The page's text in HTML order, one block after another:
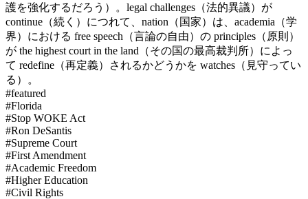
護を強化するだろう）。legal challenges（法的異議）が
continue（続く）につれて、nation（国家）は、academia（学
界）における free speech（言論の自由）の principles（原則）
が the highest court in the land（その国の最高裁判所）によっ
て redefine（再定義）されるかどうかを watches（見守ってい
る）。
#featured
#Florida
#Stop WOKE Act
#Ron DeSantis
#Supreme Court
#First Amendment
#Academic Freedom
#Higher Education
#Civil Rights